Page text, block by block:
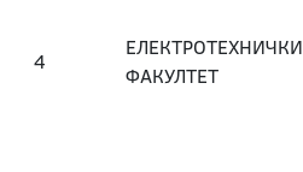
4
ЕЛЕКТРОТЕХНИЧКИ
ФАКУЛТЕТ